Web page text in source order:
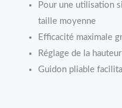
Pour une utilisation
taille moyenne
Efficacité maximale
Réglage de la
Guidon pliable